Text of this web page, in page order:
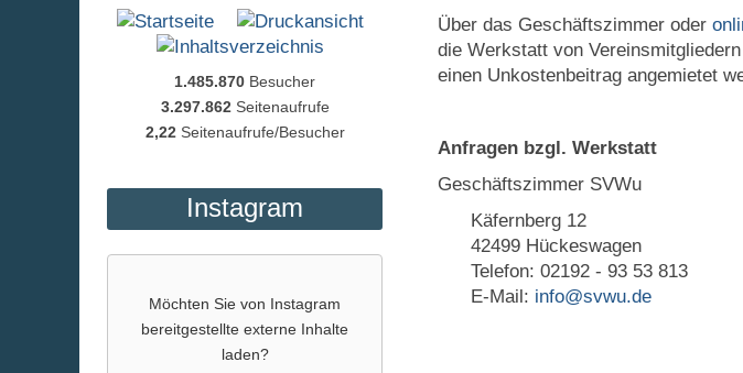
Über das Geschäftszimmer oder
die Werkstatt von
einen Unkostenbeitrag angemietet
Anfragen bzgl. Werkstatt
Geschäftszimmer SVWu
Käfernberg 12
42499 Hückeswagen
Telefon: 02192 - 93 53 813
E-Mail: info@svwu.de
1.485.870 Besucher
3.297.862 Seitenaufrufe
2,22 Seitenaufrufe/Besucher
Instagram
Möchten Sie von Instagram
bereitgestellte externe Inhalte
laden?